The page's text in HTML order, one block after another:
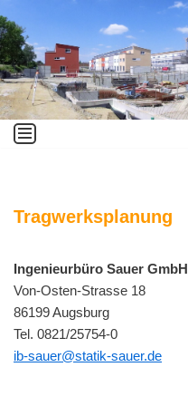
Zum
Inhalt
springen
Tragwerksplanung
Ingenieurbüro Sauer GmbH
Von-Osten-Strasse 18
86199 Augsburg
Tel. 0821/25754-0
ib-sauer@statik-sauer.de